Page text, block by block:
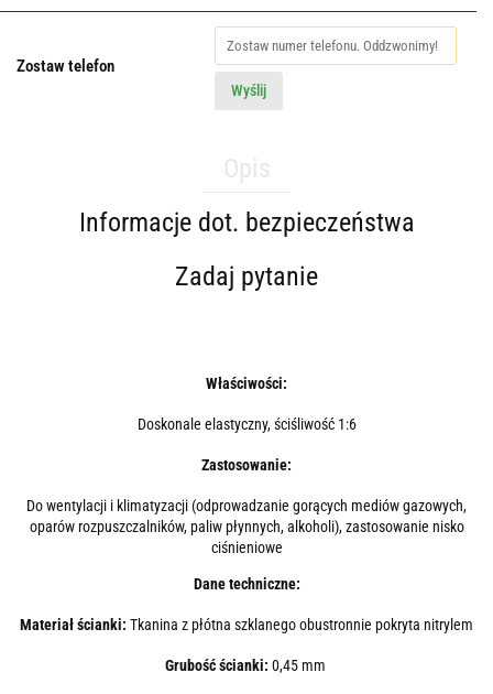
Zostaw telefon
Wyślij
Informacje dot. bezpieczeństwa
Zadaj pytanie
Właściwości:
Doskonale elastyczny, ściśliwość 1:6
Zastosowanie:
Do wentylacji i klimatyzacji (odprowadzanie gorących mediów gazowych,
oparów rozpuszczalników, paliw płynnych, alkoholi), zastosowanie nisko
ciśnieniowe
Dane techniczne:
Materiał ścianki: Tkanina z płótna szklanego obustronnie pokryta nitrylem
Grubość ścianki: 0,45 mm